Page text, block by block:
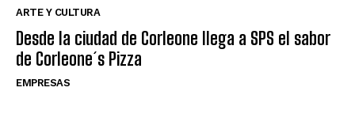
ARTE Y CULTURA
Desde la ciudad de Corleone llega a SPS el sabor
de Corleone´s Pizza
EMPRESAS